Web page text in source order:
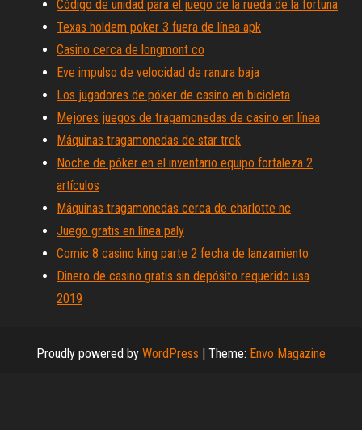
Código de unidad para el juego de la rueda de la fortuna
Texas holdem poker 3 fuera de línea apk
Casino cerca de longmont co
Eve impulso de velocidad de ranura baja
Los jugadores de póker de casino en bicicleta
Mejores juegos de tragamonedas de casino en línea
Máquinas tragamonedas de star trek
Noche de póker en el inventario equipo fortaleza 2
artículos
Máquinas tragamonedas cerca de charlotte nc
Juego gratis en línea paly
Comic 8 casino king parte 2 fecha de lanzamiento
Dinero de casino gratis sin depósito requerido usa
2019
Proudly powered by WordPress | Theme: Envo Magazine